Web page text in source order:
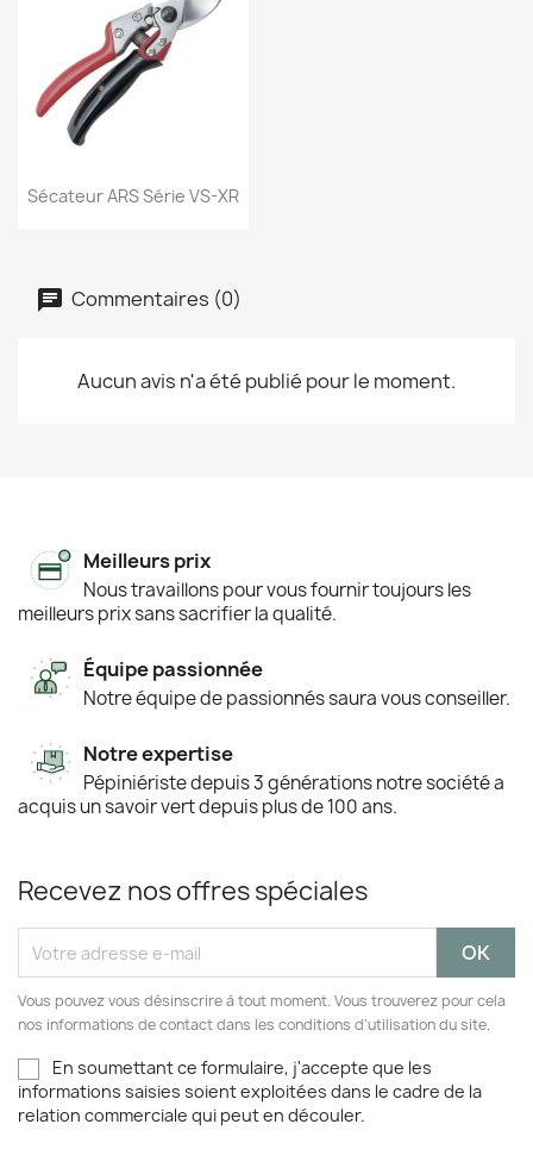
Aperçu rapide
Sécateur ARS Série VS-XR
Commentaires (0)
Aucun avis n'a été publié pour le moment.
Meilleurs prix
Nous travaillons pour vous fournir toujours les
meilleurs prix sans sacrifier la qualité.
Équipe passionnée
Notre équipe de passionnés saura vous conseiller.
Notre expertise
Pépiniériste depuis 3 générations notre société a
acquis un savoir vert depuis plus de 100 ans.
Recevez nos offres spéciales
Vous pouvez vous désinscrire à tout moment. Vous trouverez pour cela
nos informations de contact dans les conditions d'utilisation du site.
En soumettant ce formulaire, j'accepte que les
informations saisies soient exploitées dans le cadre de la
relation commerciale qui peut en découler.